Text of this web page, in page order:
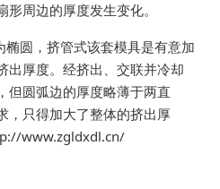
周边的厚度发生变化。
圆，挤管式该套模具是有意加
出厚度。经挤出、交联并冷却
但圆弧边的厚度略薄于两直
，只得加大了整体的挤出厚
www.zgldxdl.cn/